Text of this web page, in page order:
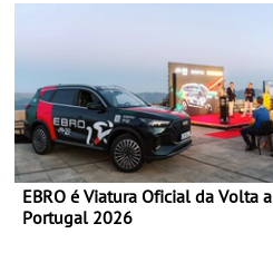
EBRO é Viatura Oficial da Volta a
Portugal 2026